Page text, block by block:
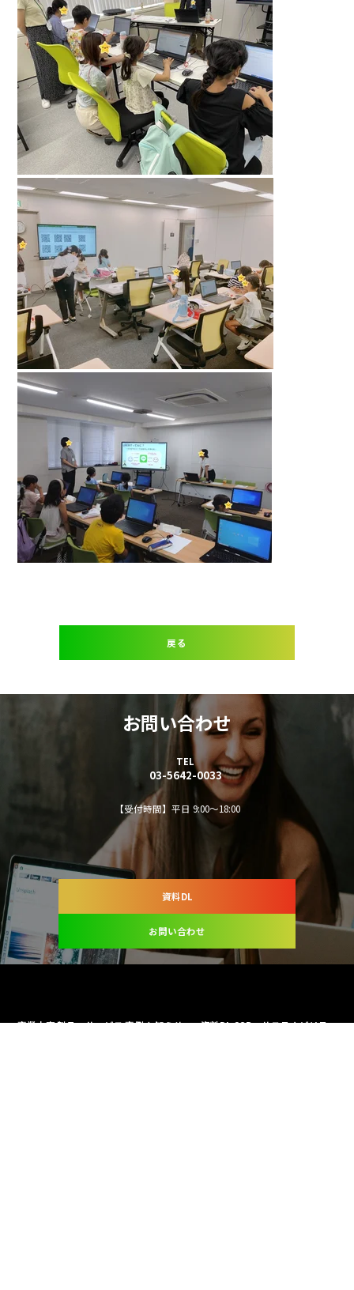
戻る
お問い合わせ
TEL
03-5642-0033
【受付時間】平日 9:00～18:00
お問い合わせ
資料DL
事業内容製品・サービス事例お知らせ
資料DLCSR・サステナビリティ